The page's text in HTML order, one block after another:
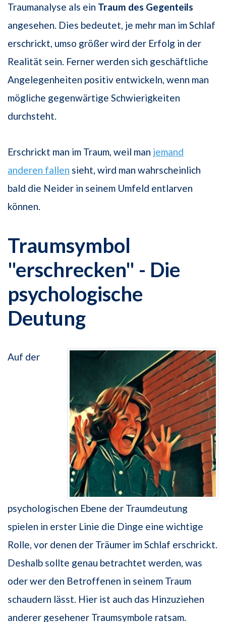
Traumanalyse als ein Traum des Gegenteils
angesehen. Dies bedeutet, je mehr man im Schlaf
erschrickt, umso größer wird der Erfolg in der
Realität sein. Ferner werden sich geschäftliche
Angelegenheiten positiv entwickeln, wenn man
mögliche gegenwärtige Schwierigkeiten
durchsteht.
Erschrickt man im Traum, weil man jemand
anderen fallen sieht, wird man wahrscheinlich
bald die Neider in seinem Umfeld entlarven
können.
Traumsymbol
"erschrecken" - Die
psychologische
Deutung
Auf der
psychologischen Ebene der Traumdeutung
spielen in erster Linie die Dinge eine wichtige
Rolle, vor denen der Träumer im Schlaf erschrickt.
Deshalb sollte genau betrachtet werden, was
oder wer den Betroffenen in seinem Traum
schaudern lässt. Hier ist auch das Hinzuziehen
anderer gesehener Traumsymbole ratsam.